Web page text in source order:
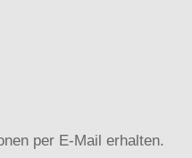
per E-Mail erhalten.